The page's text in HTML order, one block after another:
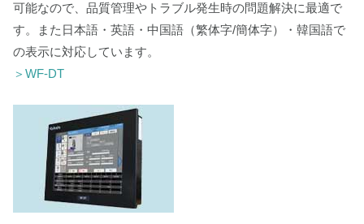
可能なので、品質管理やトラブル発生時の問題解決に最適で
す。また日本語・英語・中国語（繁体字/簡体字）・韓国語で
の表示に対応しています。
＞WF-DT